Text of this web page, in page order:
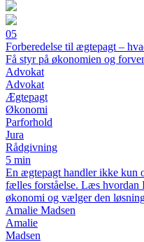
05
Forberedelse til ægtepagt –
Få styr på økonomien og
Advokat
Advokat
Ægtepagt
Økonomi
Parforhold
Jura
Rådgivning
5 min
En ægtepagt handler ikke kun
fælles forståelse. Læs hvordan
økonomi og vælger den
Amalie Madsen
Amalie
Madsen